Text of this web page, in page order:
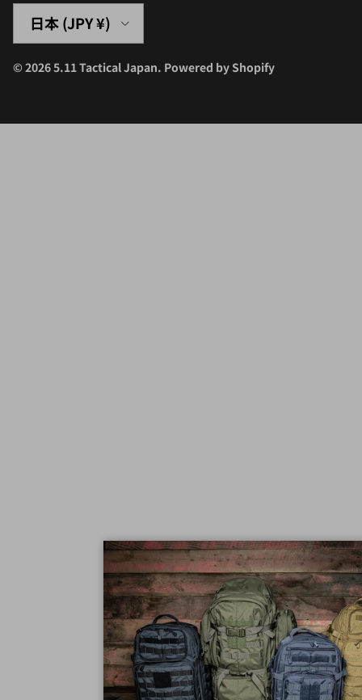
国/地域
日本 (JPY ¥)
© 20265.11 Tactical Japan. Powered by Shopify